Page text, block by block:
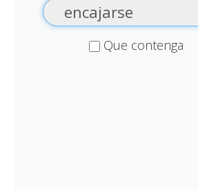
Que contenga